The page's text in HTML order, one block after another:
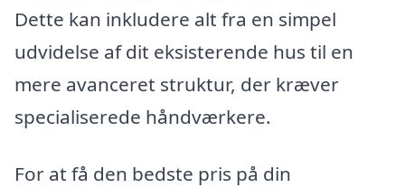
Dette kan inkludere alt fra en simpel
udvidelse af dit eksisterende hus til en
mere avanceret struktur, der kræver
specialiserede håndværkere.
For at få den bedste pris på din